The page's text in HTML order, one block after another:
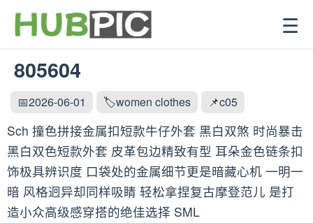
☰
805604
📅2026-06-01 🏷️women clothes 📌c05
Sch 撞色拼接金属扣短款牛仔外套 黑白双煞 时尚暴击
黑白双色短款外套 皮革包边精致有型 耳朵金色链条扣
饰极具辨识度 口袋处的金属细节更是暗藏心机 一明一
暗 风格迥异却同样吸睛 轻松拿捏复古摩登范儿 是打
造小众高级感穿搭的绝佳选择 SML